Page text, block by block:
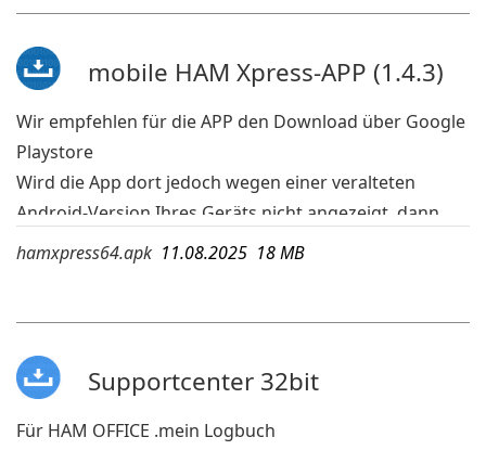
bei Android 4 lauffähig.
mehr Infos:www.hamoffice.de/app-hamoffice.htm
mobile HAM Xpress-APP (1.4.3)
Wir empfehlen für die APP den Download über Google
Playstore
Wird die App dort jedoch wegen einer veralteten
Android-Version Ihres Geräts nicht angezeigt, dann
kann die APK-Datei geladen und auf dem mobilen
hamxpress64.apk 11.08.2025 18 MB
Supportcenter 32bit
Für HAM OFFICE .mein Logbuch